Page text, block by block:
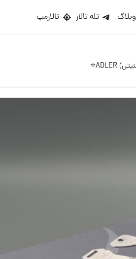
وبلاگ تله تالار تالارمپ